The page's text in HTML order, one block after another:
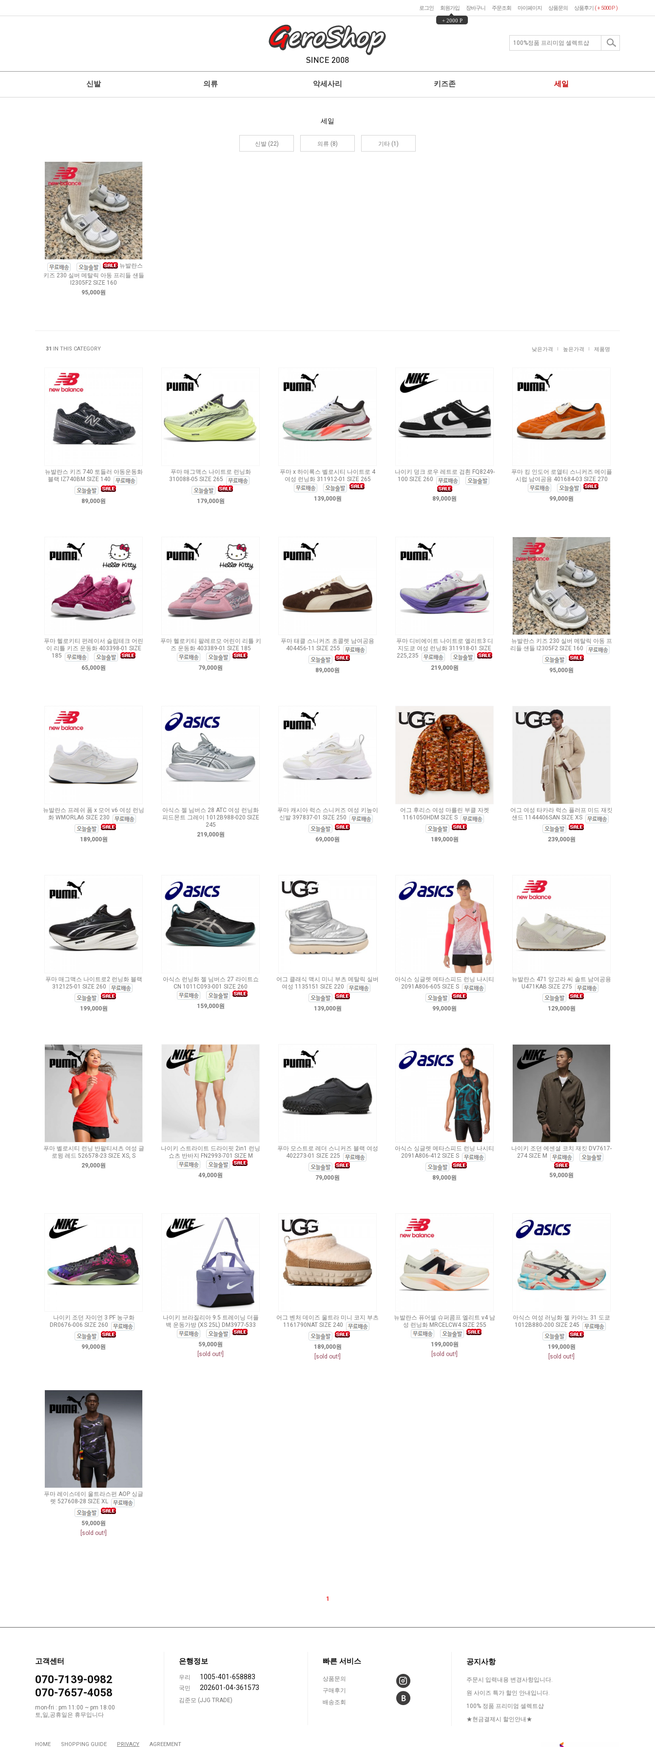
로그인 회원가입
+ 2000 P
장바구니 주문조회 마이페이지 상품문의 상품후기 ( + 5000 P )
신발 의류 악세사리 키즈존 세일
세일
신발 (22) 의류 (8) 기타 (1)
뉴발란스
키즈 230 실버 메탈릭 아동 프리들 샌들
I2305F2 SIZE 160
95,000원
31 IN THIS CATEGORY 낮은가격 높은가격 제품명
뉴발란스 키즈 740 토들러 아동운동화
블랙 IZ740BM SIZE 140
89,000원
푸마 매그맥스 나이트로 런닝화
310088-05 SIZE 265
179,000원
푸마 x 하이록스 벨로시티 나이트로 4
여성 런닝화 311912-01 SIZE 265
139,000원
나이키 덩크 로우 레트로 검흰 FQ8249-
100 SIZE 260
89,000원
푸마 킹 인도어 로열티 스니커즈 메이플
시럽 남여공용 401684-03 SIZE 270
99,000원
푸마 헬로키티 펀레이서 슬립테크 어린
이 리틀 키즈 운동화 403398-01 SIZE
185
65,000원
푸마 헬로키티 팔레르모 어린이 리틀 키
즈 운동화 403389-01 SIZE 185
79,000원
푸마 태클 스니커즈 초콜렛 남여공용
404456-11 SIZE 255
89,000원
푸마 디비에이트 나이트로 엘리트3 디
지도쿄 여성 런닝화 311918-01 SIZE
225,235
219,000원
뉴발란스 키즈 230 실버 메탈릭 아동 프
리들 샌들 I2305F2 SIZE 160
95,000원
뉴발란스 프레쉬 폼 x 모어 v6 여성 런닝
화 WMORLA6 SIZE 230
189,000원
아식스 젤 님버스 28 ATC 여성 런닝화
피드몬트 그레이 1012B988-020 SIZE
245
219,000원
푸마 캐시아 럭스 스니커즈 여성 키높이
신발 397837-01 SIZE 250
69,000원
어그 후리스 여성 마를린 부클 자켓
1161050HDM SIZE S
189,000원
어그 여성 타카라 럭스 플러프 미드 재킷
샌드 1144406SAN SIZE XS
239,000원
푸마 매그맥스 나이트로2 런닝화 블랙
312125-01 SIZE 260
199,000원
아식스 런닝화 젤 님버스 27 라이트쇼
CN 1011C093-001 SIZE 260
159,000원
어그 클래식 맥시 미니 부츠 메탈릭 실버
여성 1135151 SIZE 220
139,000원
아식스 싱글렛 메타스피드 런닝 나시티
2091A806-605 SIZE S
99,000원
뉴발란스 471 앙고라 씨 솔트 남여공용
U471KAB SIZE 275
129,000원
푸마 벨로시티 런닝 반팔티셔츠 여성 글
로윙 레드 526578-23 SIZE XS, S
29,000원
나이키 스트라이트 드라이핏 2in1 런닝
쇼츠 반바지 FN2993-701 SIZE M
49,000원
푸마 모스트로 레더 스니커즈 블랙 여성
402273-01 SIZE 225
79,000원
아식스 싱글렛 메타스피드 런닝 나시티
2091A806-412 SIZE S
89,000원
나이키 조던 에센셜 코치 재킷 DV7617-
274 SIZE M
59,000원
나이키 조던 자이언 3 PF 농구화
DR0676-006 SIZE 260
99,000원
나이키 브라질리아 9.5 트레이닝 더플
백 운동가방 (XS 25L) DM3977-533
59,000원
[sold out!]
어그 벤처 데이즈 울트라 미니 코지 부츠
1161790NAT SIZE 240
189,000원
[sold out!]
뉴발란스 퓨어셀 슈퍼콤프 엘리트 v4 남
성 런닝화 MRCELCW4 SIZE 255
199,000원
[sold out!]
아식스 여성 러닝화 젤 카야노 31 도쿄
1012B880-200 SIZE 245
199,000원
[sold out!]
푸마 레이스데이 울트라스펀 AOP 싱글
렛 527608-28 SIZE XL
59,000원
[sold out!]
1
고객센터
070-7139-0982
070-7657-4058
mon-fri : pm 11:00 ~ pm 18:00
토,일,공휴일은 휴무입니다
은행정보
우리 1005-401-658883
국민 202601-04-361573
김준모 (JJG TRADE)
빠른 서비스
상품문의
구매후기
배송조회
공지사항
주문시 입력내용 변경사항입니다.
원 사이즈 특가 할인 안내입니다.
100% 정품 프리미엄 셀렉트샵
★현금결제시 할인안내★
HOME SHOPPING GUIDE PRIVACY AGREEMENT